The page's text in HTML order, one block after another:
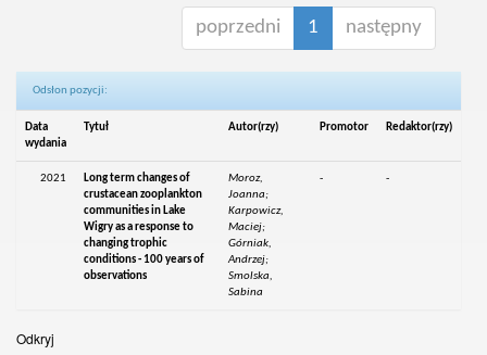
poprzedni 1 następny
Odsłon pozycji:
Data
wydania
Tytuł Autor(rzy) Promotor Redaktor(rzy)
2021
Long term changes of
crustacean zooplankton
communities in Lake
Wigry as a response to
changing trophic
conditions - 100 years of
observations
Moroz,
Joanna;
Karpowicz,
Maciej;
Górniak,
Andrzej;
Smolska,
Sabina
- -
Odkryj